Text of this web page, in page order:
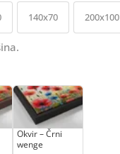
140x70 200x100
Okvir – Črni
wenge